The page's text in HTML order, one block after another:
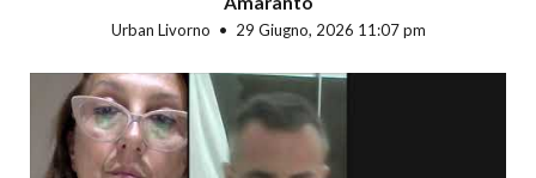
Urban Livorno 29 Giugno, 2026 11:07 pm